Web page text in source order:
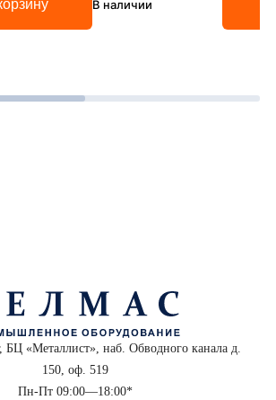
В наличии
БЦ «Металлист», наб. Обводного канала д.
150, оф. 519
Пн-Пт 09:00—18:00*